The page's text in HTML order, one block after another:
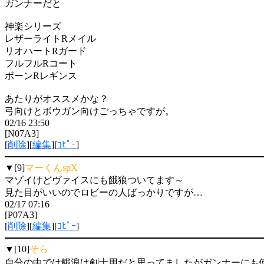
ガンナーだと
神楽シリーズ
レザーライトRメイル
リオハートRガード
フルフルRコート
ボーンRレギンス
あたりがオススメかな？
弓向けとボウガン向けごっちゃですが。
02/16 23:50
[N07A3]
[削除][編集][ｺﾋﾟｰ]
▼[9]マーくんspX
マゾイけどヴァイスにも餓狼ついてます～
見た目がいいのでロビーの人ばっかりですが…
02/17 07:16
[P07A3]
[削除][編集][ｺﾋﾟｰ]
▼[10]そら